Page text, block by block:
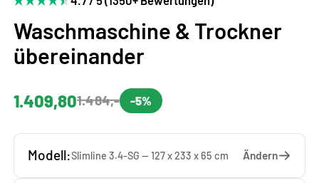
Waschmaschine & Trockner
übereinander
1.409,801.484,- -5%
Modell:Slimline 3.4-SG — 127 x 233 x 65 cm Ändern